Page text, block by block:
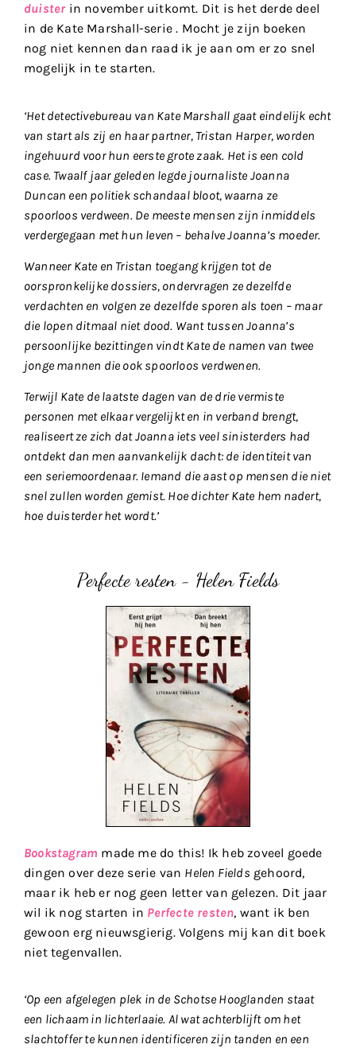
duisterin november uitkomt. Dit is het derde deel
in de Kate Marshall-serie . Mocht je zijn boeken
nog niet kennen dan raad ik je aan om er zo snel
mogelijk in te starten.
‘Het detectivebureau van Kate Marshall gaat eindelijk echt
van start als zij en haar partner, Tristan Harper, worden
ingehuurd voor hun eerste grote zaak. Het is een cold
case. Twaalf jaar geleden legde journaliste Joanna
Duncan een politiek schandaal bloot, waarna ze
spoorloos verdween. De meeste mensen zijn inmiddels
verdergegaan met hun leven – behalve Joanna’s moeder.
Wanneer Kate en Tristan toegang krijgen tot de
oorspronkelijke dossiers, ondervragen ze dezelfde
verdachten en volgen ze dezelfde sporen als toen – maar
die lopen ditmaal niet dood. Want tussen Joanna’s
persoonlijke bezittingen vindt Kate de namen van twee
jonge mannen die ook spoorloos verdwenen.
Terwijl Kate de laatste dagen van de drie vermiste
personen met elkaar vergelijkt en in verband brengt,
realiseert ze zich dat Joanna iets veel sinisterders had
ontdekt dan men aanvankelijk dacht: de identiteit van
een seriemoordenaar. Iemand die aast op mensen die niet
snel zullen worden gemist. Hoe dichter Kate hem nadert,
hoe duisterder het wordt.’
Perfecte resten - Helen Fields
Bookstagram made me do this! Ik heb zoveel goede
dingen over deze serie van Helen Fields gehoord,
maar ik heb er nog geen letter van gelezen. Dit jaar
wil ik nog starten in Perfecte resten, want ik ben
gewoon erg nieuwsgierig. Volgens mij kan dit boek
niet tegenvallen.
‘Op een afgelegen plek in de Schotse Hooglanden staat
een lichaam in lichterlaaie. Al wat achterblijft om het
slachtoffer te kunnen identificeren zijn tanden en een